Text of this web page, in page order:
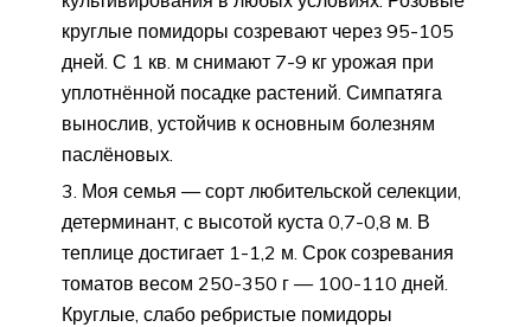
круглые помидоры созревают через 95-105
дней. С 1 кв. м снимают 7-9 кг урожая при
уплотнённой посадке растений. Симпатяга
вынослив, устойчив к основным болезням
паслёновых.
Моя семья — сорт любительской селекции,
детерминант, с высотой куста 0,7-0,8 м. В
теплице достигает 1-1,2 м. Срок созревания
томатов весом 250-350 г — 100-110 дней.
Круглые, слабо ребристые помидоры